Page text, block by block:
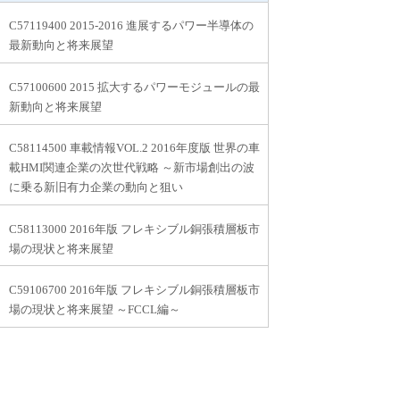
C57119400 2015-2016 進展するパワー半導体の
最新動向と将来展望
C57100600 2015 拡大するパワーモジュールの最
新動向と将来展望
C58114500 車載情報VOL.2 2016年度版 世界の車
載HMI関連企業の次世代戦略 ～新市場創出の波
に乗る新旧有力企業の動向と狙い
C58113000 2016年版 フレキシブル銅張積層板市
場の現状と将来展望
C59106700 2016年版 フレキシブル銅張積層板市
場の現状と将来展望 ～FCCL編～